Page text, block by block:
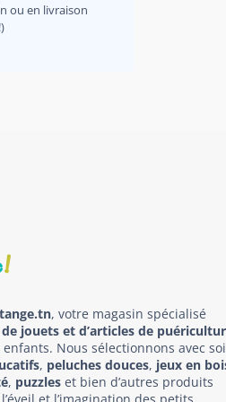
ou en livraison
, votre magasin spécialisé
jouets et d’articles de
Nous sélectionnons avec
, peluches douces, jeux en
, puzzles et bien d’autres produits